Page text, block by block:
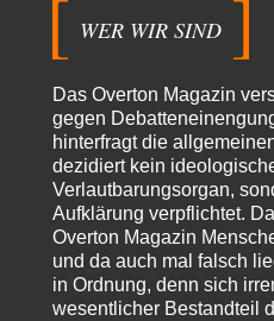
Coroner vor 16 Stunden zu:
Laut unseren politischen "Eliten"
freien Willen haben muss. Das…
PRO1vor 18 Stunden zu:
Synthese und Konkurrenz
Die Natur ist die kreative Gestalt,
Natur und ihr…
Nonamevor 23 Stunden zu:
Wer erzielt die Kriegsgewinne?
Es bestätigt sich also schon an
WER WIR SIND
Das Overton Magazin
gegen
hinterfragt die
dezidiert kein
Verlautbarungsorgan,
Aufklärung verpflichtet.
Overton Magazin
und da auch mal falsch
in Ordnung, denn sich
wesentlicher Bestandteil